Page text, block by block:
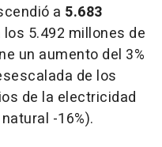
a 5.683
5.492 millones de
un aumento del 3%
de los
de la electricidad
-16%).